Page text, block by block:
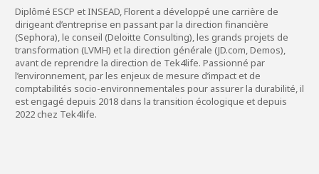
Diplômé ESCP et INSEAD, Florent a développé une carrière de
dirigeant d’entreprise en passant par la direction financière
(Sephora), le conseil (Deloitte Consulting), les grands projets de
transformation (LVMH) et la direction générale (JD.com, Demos),
avant de reprendre la direction de Tek4life. Passionné par
l’environnement, par les enjeux de mesure d’impact et de
comptabilités socio-environnementales pour assurer la durabilité, il
est engagé depuis 2018 dans la transition écologique et depuis
2022 chez Tek4life.